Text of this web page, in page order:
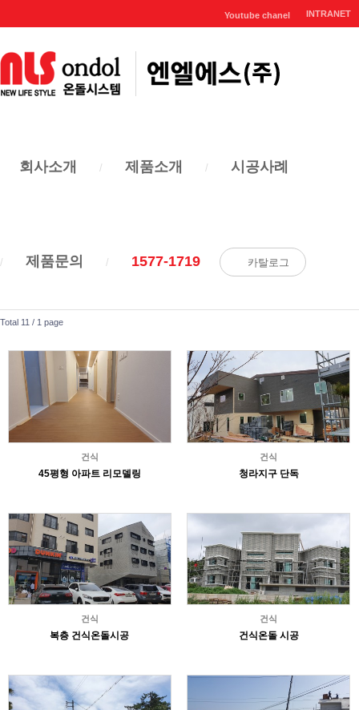
INTRANET
Youtube chanel
회사소개 제품소개 시공사례
제품문의 1577-1719 카탈로그
시공사례
Total 11 / 1 page
건식
45평형 아파트 리모델링
건식
청라지구 단독
건식
복층 건식온돌시공
건식
건식온돌 시공